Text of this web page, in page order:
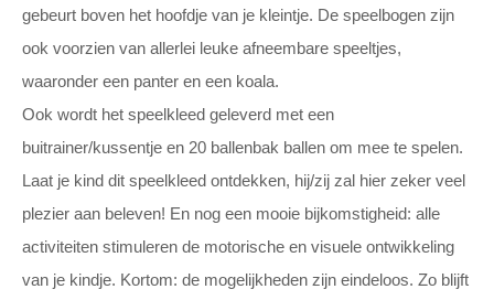
gebeurt boven het hoofdje van je kleintje. De speelbogen zijn
ook voorzien van allerlei leuke afneembare speeltjes,
waaronder een panter en een koala.
Ook wordt het speelkleed geleverd met een
buitrainer/kussentje en 20 ballenbak ballen om mee te spelen.
Laat je kind dit speelkleed ontdekken, hij/zij zal hier zeker veel
plezier aan beleven! En nog een mooie bijkomstigheid: alle
activiteiten stimuleren de motorische en visuele ontwikkeling
van je kindje. Kortom: de mogelijkheden zijn eindeloos. Zo blijft